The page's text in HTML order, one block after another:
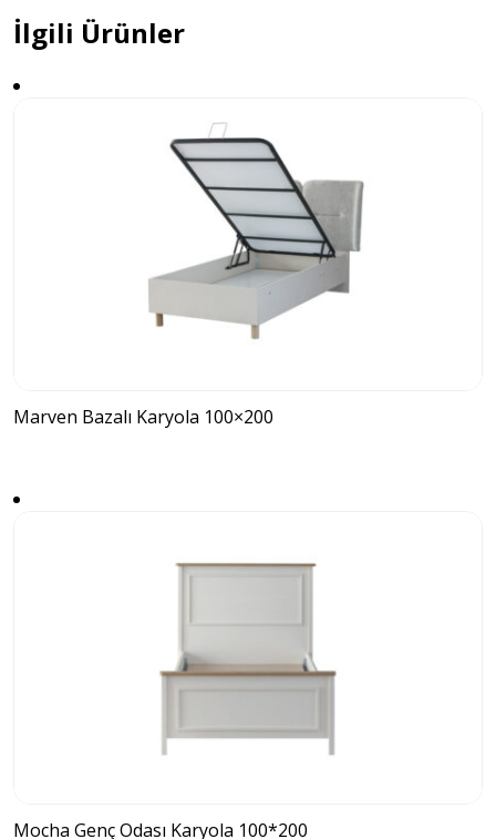
İlgili Ürünler
Marven Bazalı Karyola 100×200
Mocha Genç Odası Karyola 100*200